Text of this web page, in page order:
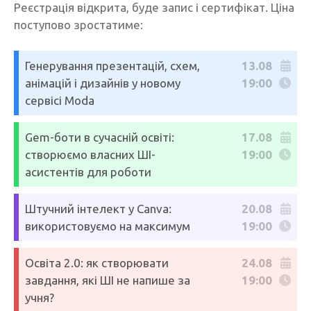
Реєстрація відкрита, буде запис і сертифікат. Ціна
поступово зростатиме:
Генерування презентацій, схем,
анімацій і дизайнів у новому
сервісі Moda
13.08
19:00
Gem-боти в сучасній освіті:
створюємо власних ШІ-
асистентів для роботи
17.08
19:00
Штучний інтелект у Canva:
використовуємо на максимум
20.08
19:00
Освіта 2.0: як створювати
завдання, які ШІ не напише за
учня?
24.08
19:00